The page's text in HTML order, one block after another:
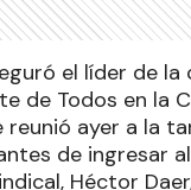
el líder de
de Todos en la
ayer a la
de ingresar
Héctor